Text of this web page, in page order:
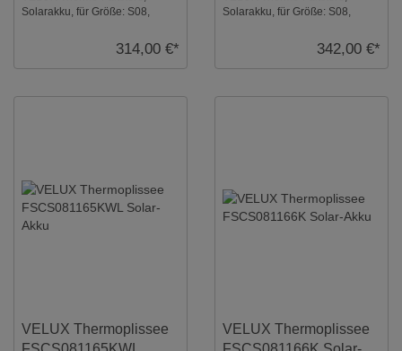
Solarakku, für Größe: S08,
Schiene, io-homecontr ...314,00 €*
Solarakku, für Größe: S08,
Schiene, io-homeco ...342,00 €*
VELUX Thermoplissee
VELUX Thermoplissee